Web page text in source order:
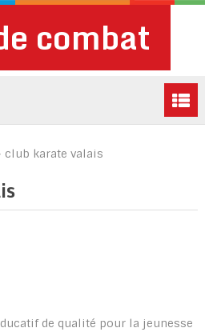
combat
club karate valais
de qualité pour la jeunesse